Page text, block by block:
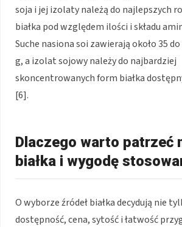
soja i jej izolaty należą do najlepszych
białka pod względem ilości i składu
Suche nasiona soi zawierają około 35 do
g, a izolat sojowy należy do najbardziej
skoncentrowanych form białka
[6].
Dlaczego warto patrzeć
białka i wygodę
O wyborze źródeł białka decydują nie
dostępność, cena, sytość i łatwość